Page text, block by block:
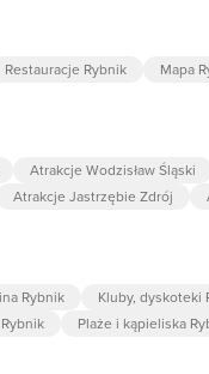
Restauracje Rybnik Mapa
Atrakcje Wodzisław Śląski
Atrakcje Jastrzębie Zdrój
Rybnik Kluby, dyskoteki
Plaże i kąpieliska